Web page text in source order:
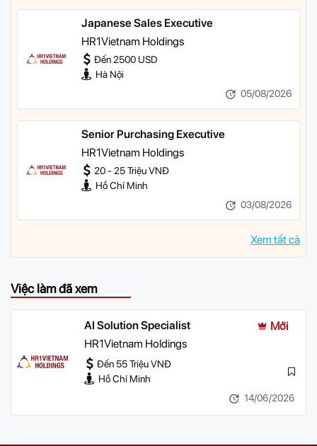
Japanese Sales Executive
HR1Vietnam Holdings
Đến 2500 USD
Hà Nội
05/08/2026
Senior Purchasing Executive
HR1Vietnam Holdings
20 - 25 Triệu VNĐ
Hồ Chí Minh
03/08/2026
Xem tất cả
Việc làm đã xem
AI Solution Specialist
Mới
HR1Vietnam Holdings
Đến 55 Triệu VNĐ
Hồ Chí Minh
14/06/2026